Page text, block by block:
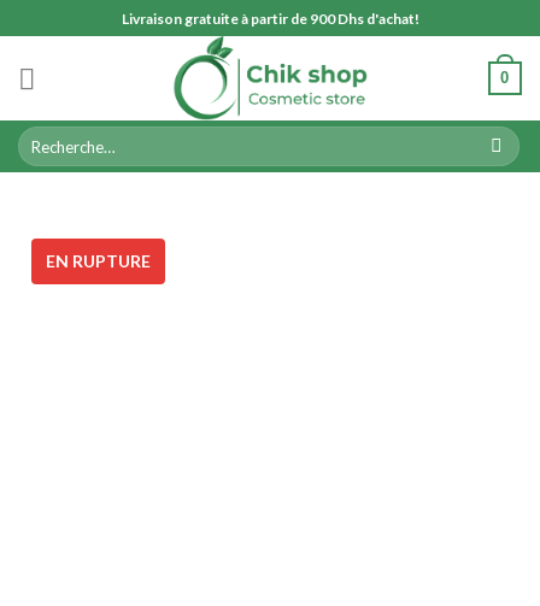
to
content
Livraison gratuite à partir de 900 Dhs d'achat!
0
Recherche
pour :
EN RUPTURE